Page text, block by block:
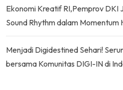
Ekonomi Kreatif RI,Pemprov
Sound Rhythm dalam
Menjadi Digidestined Sehari!
bersama Komunitas DIGI-IN di